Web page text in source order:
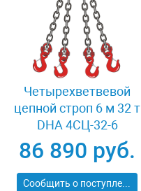
Четырехветвевой
цепной строп 6 м 32 т
DHA 4СЦ-32-6
86 890 руб.
Сообщить о поступлении